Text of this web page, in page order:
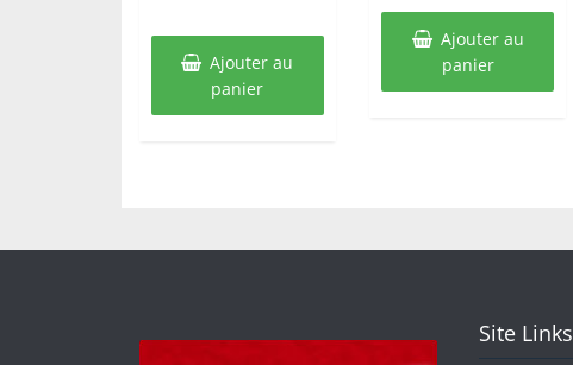
Ajouter au
panier
Ajouter au
panier
Site Links